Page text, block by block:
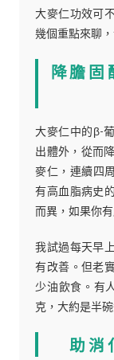
大麥仁功效可
幾個重點來聊
降膽固
大麥仁中的β-
出體外，從而
麥仁，連續四
有高血脂病史
而異，如果你
我試過每天早
有改善。但老
少油飲食。有
克，大約是半
助消